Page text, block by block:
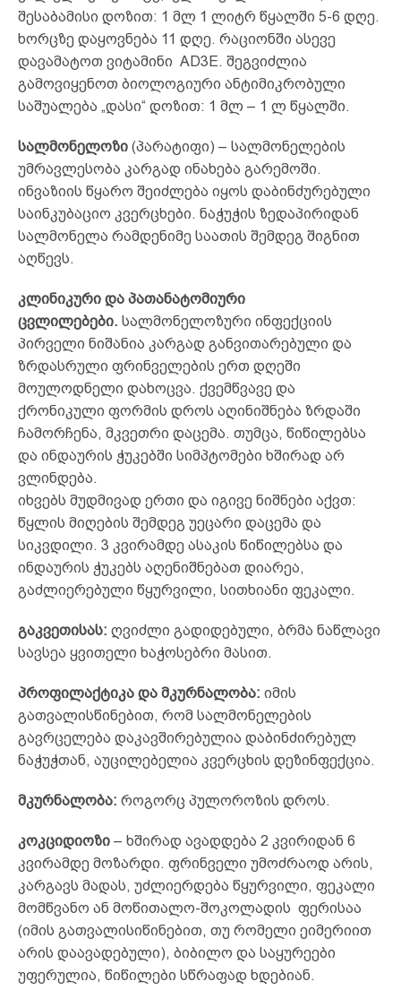
შესაბამისი დოზით: 1 მლ 1 ლიტრ წყალში 5-6 დღე.
ხორცზე დაყოვნება 11 დღე. რაციონში ასევე
დავამატოთ ვიტამინი AD3E. შეგვიძლია
გამოვიყენოთ ბიოლოგიური ანტიმიკრობული
საშუალება „დასი“ დოზით: 1 მლ – 1 ლ წყალში.
სალმონელოზი (პარატიფი) – სალმონელების
უმრავლესობა კარგად ინახება გარემოში.
ინვაზიის წყარო შეიძლება იყოს დაბინძურებული
საინკუბაციო კვერცხები. ნაჭუჭის ზედაპირიდან
სალმონელა რამდენიმე საათის შემდეგ შიგნით
აღწევს.
კლინიკური და პათანატომიური
ცვლილებები. სალმონელოზური ინფექციის
პირველი ნიშანია კარგად განვითარებული და
ზრდასრული ფრინველების ერთ დღეში
მოულოდნელი დახოცვა. ქვემწვავე და
ქრონიკული ფორმის დროს აღინიშნება ზრდაში
ჩამორჩენა, მკვეთრი დაცემა. თუმცა, წიწილებსა
და ინდაურის ჭუკებში სიმპტომები ხშირად არ
ვლინდება.
იხვებს მუდმივად ერთი და იგივე ნიშნები აქვთ:
წყლის მიღების შემდეგ უეცარი დაცემა და
სიკვდილი. 3 კვირამდე ასაკის წიწილებსა და
ინდაურის ჭუკებს აღენიშნებათ დიარეა,
გაძლიერებული წყურვილი, სითხიანი ფეკალი.
გაკვეთისას: ღვიძლი გადიდებული, ბრმა ნაწლავი
სავსეა ყვითელი ხაჭოსებრი მასით.
პროფილაქტიკა და მკურნალობა: იმის
გათვალისწინებით, რომ სალმონელების
გავრცელება დაკავშირებულია დაბინძირებულ
ნაჭუჭთან, აუცილებელია კვერცხის დეზინფექცია.
მკურნალობა: როგორც პულოროზის დროს.
კოკციდიოზი – ხშირად ავადდება 2 კვირიდან 6
კვირამდე მოზარდი. ფრინველი უმოძრაოდ არის,
კარგავს მადას, უძლიერდება წყურვილი, ფეკალი
მომწვანო ან მოწითალო-შოკოლადის ფერისაა
(იმის გათვალისიწინებით, თუ რომელი ეიმერიით
არის დაავადებული), ბიბილო და საყურეები
უფერულია, წიწილები სწრაფად ხდებიან.